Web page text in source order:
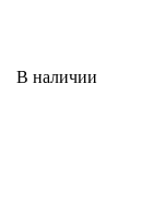
В наличии